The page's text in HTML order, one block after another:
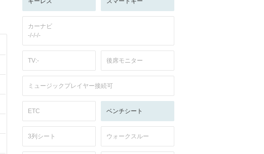
カーナビ
-/-/-/-
TV:- 後席モニター
ミュージックプレイヤー接続可
ETC ベンチシート
3列シート ウォークスルー